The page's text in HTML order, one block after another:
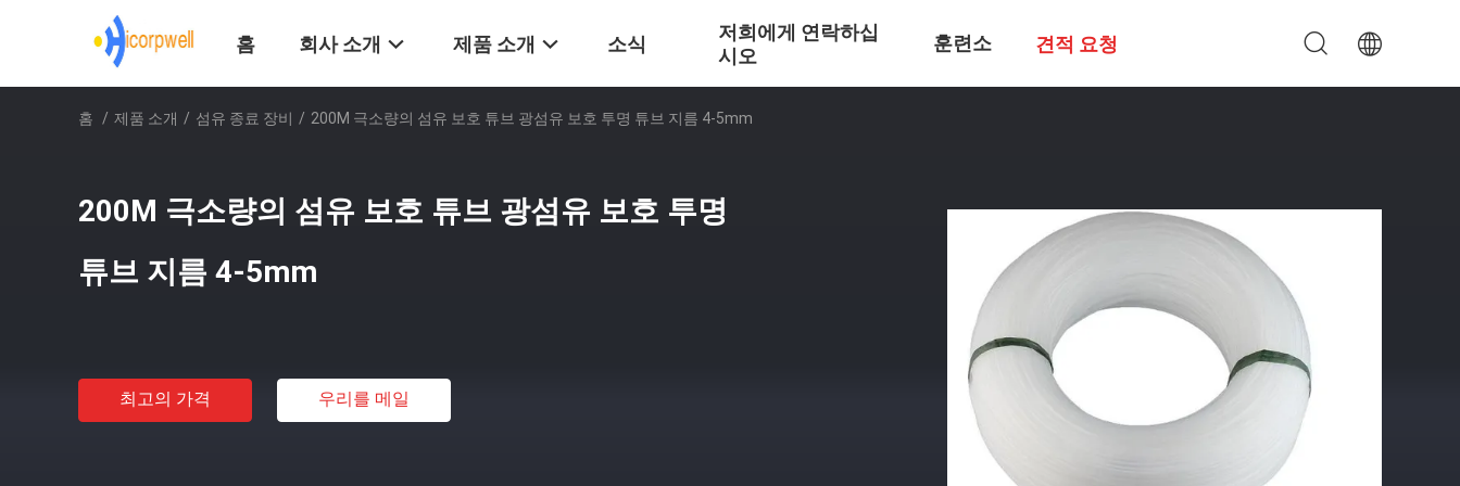
홈 회사 소개 제품 소개 소식
저희에게 연락하십
시오
훈련소 견적 요청
홈 / 제품 소개 / 섬유 종료 장비 / 200M 극소량의 섬유 보호 튜브 광섬유 보호 투명 튜브 지름 4-5mm
200M 극소량의 섬유 보호 튜브 광섬유 보호 투명
튜브 지름 4-5mm
최고의 가격 우리를 메일